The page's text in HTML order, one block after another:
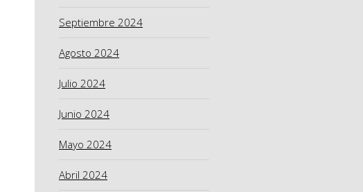
Septiembre 2024
Agosto 2024
Julio 2024
Junio 2024
Mayo 2024
Abril 2024